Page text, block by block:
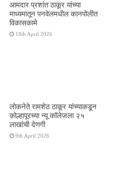
आमदार प्रशांत ठाकूर यांच्या
माध्यमातून पनवेलमधील कानपोलीत
विकासकामे
18th April 2026
लोकनेते रामशेठ ठाकूर यांच्याकडून
कोल्हापूरच्या न्यू कॉलेजला २५
लाखांची देणगी
9th April 2026